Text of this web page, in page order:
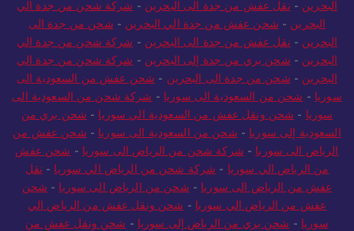
البحرين - نقل عفش من جدة الى البحرين - شركة شحن من جدة الي
البحرين - شحن عفش من جدة الي البحرين - شحن من جدة الى
البحرين - نقل عفش من جدة الى البحرين - شركة شحن من جدة الي
البحرين - شحن بري من جدة إلى البحرين - شركة شحن من جدة الي
البحرين - شحن من جدة الى البحرين - شحن عفش من السعودية الى
سوريا - شحن من السعودية الى سوريا - شركة شحن من السعودية الى
سوريا - شحن ونقل عفش من السعودية الي سوريا - شحن بري من
السعودية إلى سوريا - شحن من السعودية الى سوريا - شحن عفش من
الرياض الى سوريا - شركة شحن من الرياض الى سوريا - شحن عفش
من الرياض الي سوريا - شركة شحن من الرياض الي سوريا - نقل
عفش من الرياض الى سوريا - شحن من الرياض الى سوريا - شحن
عفش من الرياض الي سوريا - شحن ونقل عفش من الرياض الي
سوريا - شحن بري من الرياض إلى سوريا - شحن ونقل عفش من